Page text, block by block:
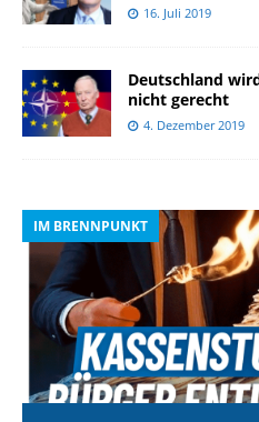
16. Juli 2019
Deutschland
nicht gerecht
4. Dezember 2019
IM BRENNPUNKT